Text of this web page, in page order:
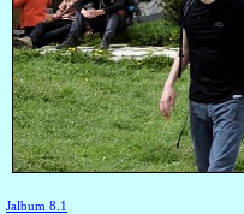
Jalbum 8.1